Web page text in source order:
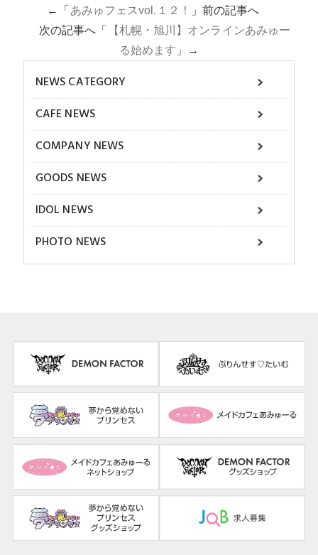
←「 あみゅフェスvol.１２！
」前の記事へ
次の記事へ「
【札幌・旭川】オンラインあみゅー
る始めます 」→
NEWS CATEGORY
CAFE NEWS
COMPANY NEWS
GOODS NEWS
IDOL NEWS
PHOTO NEWS